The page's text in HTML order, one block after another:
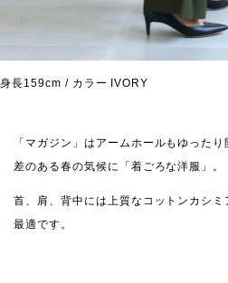
身長159cm / カラー IVORY
「マガジン」はアームホールもゆった
差のある春の気候に「着ごろな洋服」。
首、肩、背中には上質なコットンカシ
最適です。